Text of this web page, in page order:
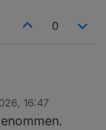
0
16:47